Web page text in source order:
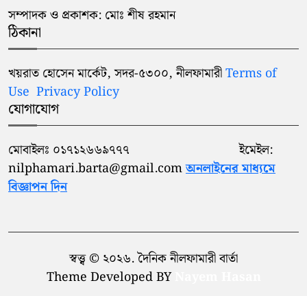
সম্পাদক ও প্রকাশক: মোঃ শীষ রহমান
ঠিকানা
খয়রাত হোসেন মার্কেট, সদর-৫৩০০, নীলফামারীTerms of
Use Privacy Policy
যোগাযোগ
মোবাইলঃ ০১৭১২৬৬৯৭৭৭ ইমেইল:
nilphamari.barta@gmail.comঅনলাইনের মাধ্যমে
বিজ্ঞাপন দিন
স্বত্ত্ব © ২০২৬. দৈনিক নীলফামারী বার্তা
Theme Developed BY